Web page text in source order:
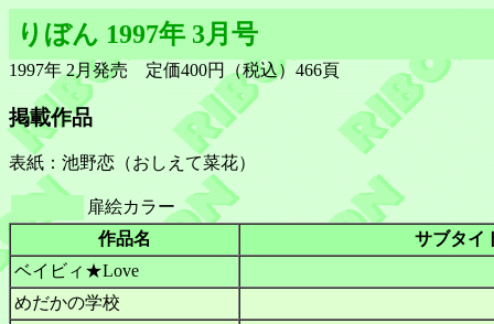
りぼん 1997年 3月号
1997年 2月発売 定価400円（税込）466頁
掲載作品
表紙：池野恋（おしえて菜花）
扉絵カラー
作品名
サブタイ
ベイビィ★Love
めだかの学校